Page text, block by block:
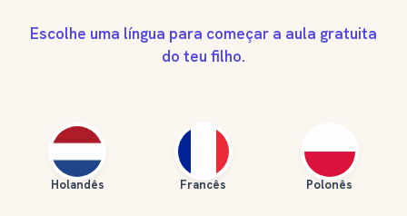
Escolhe uma língua para começar a aula gratuita
do teu filho.
Holandês Francês Polonês